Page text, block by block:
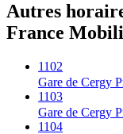
Autres
France
1102
Gare de Cergy
1103
Gare de Cergy
1104